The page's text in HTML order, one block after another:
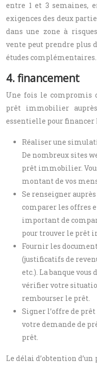
entre 1 et 3 semaines,
exigences des deux
dans une zone à
vente peut prendre plus
études complémentaires.
4. financement
Une fois le compromis
prêt immobilier
essentielle pour financer
Réaliser une
De nombreux sites
prêt immobilier.
montant de vos
Se renseigner
comparer les offres
important de
pour trouver le prêt
Fournir les
(justificatifs de
etc.). La banque
vérifier votre
rembourser le prêt.
Signer l’offre de
votre demande de
prêt.
Le délai d’obtention